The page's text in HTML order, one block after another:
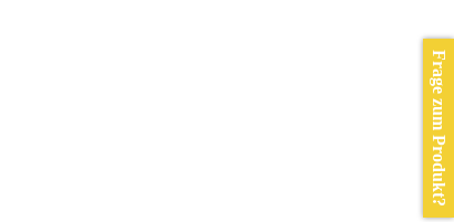
Frage zum Produkt?